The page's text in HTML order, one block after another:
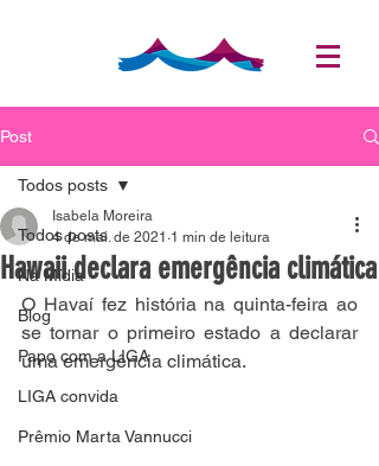
Post
Todos posts
Na Mídia
Blog
Papo com a LIGA
LIGA convida
Prêmio Marta Vannucci
Todos posts
Hawaii declara emergência climática
Isabela Moreira
4 de mai. de 2021 1 min de leitura
O Havaí fez história na quinta-feira ao
se tornar o primeiro estado a declarar
uma emergência climática. ⠀
⠀